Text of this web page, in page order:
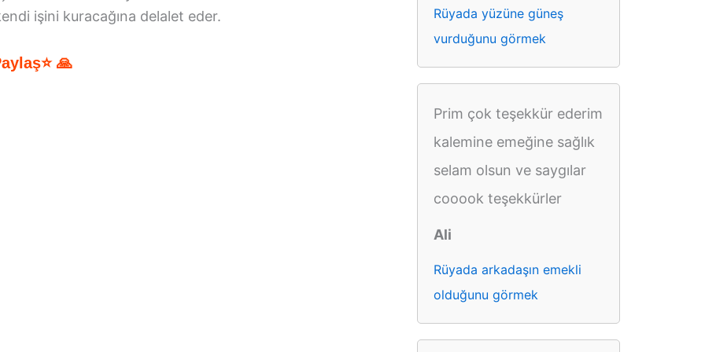
işini kuracağına delalet eder.
🙏
Rüyada yüzüne güneş
vurduğunu görmek
Prim çok teşekkür ederim
kalemine emeğine sağlık
selam olsun ve saygılar
cooook teşekkürler
Ali
Rüyada arkadaşın emekli
olduğunu görmek